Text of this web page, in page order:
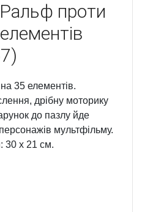
проти
35 елементів.
дрібну моторику
до пазлу йде
мультфільму.
30 х 21 см.